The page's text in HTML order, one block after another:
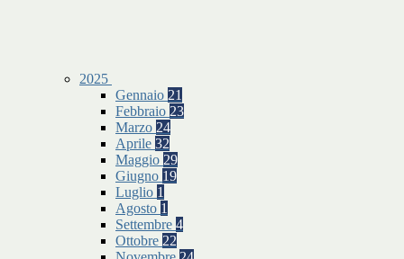
2025
Gennaio 21
Febbraio 23
Marzo 24
Aprile 32
Maggio 29
Giugno 19
Luglio 1
Agosto 1
Settembre 4
Ottobre 22